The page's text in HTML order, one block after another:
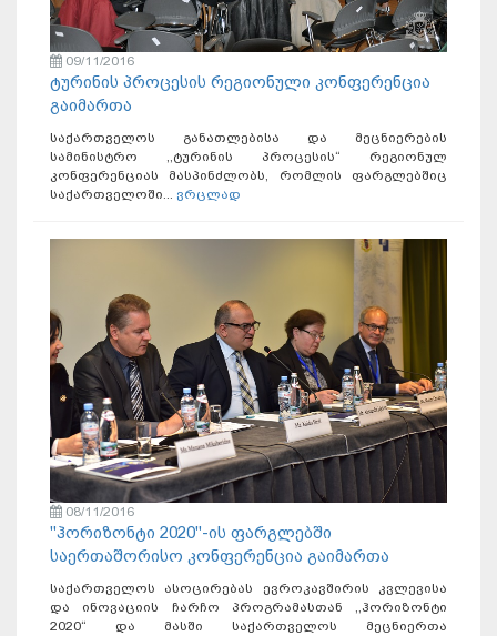
09/11/2016
ტურინის პროცესის რეგიონული კონფერენცია
გაიმართა
საქართველოს განათლებისა და მეცნიერების
სამინისტრო ,,ტურინის პროცესის“ რეგიონულ
კონფერენციას მასპინძლობს, რომლის ფარგლებშიც
საქართველოში... ვრცლად
08/11/2016
"ჰორიზონტი 2020"-ის ფარგლებში
საერთაშორისო კონფერენცია გაიმართა
საქართველოს ასოცირებას ევროკავშირის კვლევისა
და ინოვაციის ჩარჩო პროგრამასთან ,,ჰორიზონტი
2020“ და მასში საქართველოს მეცნიერთა